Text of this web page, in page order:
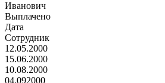
Иванович
Выплачено
Дата
Сотрудник
12.05.2000
15.06.2000
10.08.2000
04.092000